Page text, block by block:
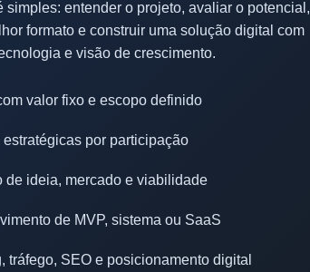
simples: entender o projeto, avaliar o potencial,
formato e construir uma solução digital com
e visão de crescimento.
valor fixo e escopo definido
estratégicas por participação
de ideia, mercado e viabilidade
de MVP, sistema ou SaaS
tráfego, SEO e posicionamento digital